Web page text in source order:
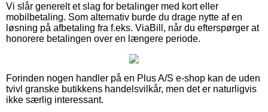
Vi slår generelt et slag for betalinger med kort eller
mobilbetaling. Som alternativ burde du drage nytte af en
løsning på afbetaling fra f.eks. ViaBill, når du efterspørger at
honorere betalingen over en længere periode.
Forinden nogen handler på en Plus A/S e-shop kan de uden
tvivl granske butikkens handelsvilkår, men det er naturligvis
ikke særlig interessant.